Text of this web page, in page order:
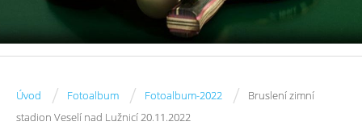
Úvod / Fotoalbum / Fotoalbum-2022 /
Bruslení zimní
stadion Veselí nad Lužnicí 20.11.2022